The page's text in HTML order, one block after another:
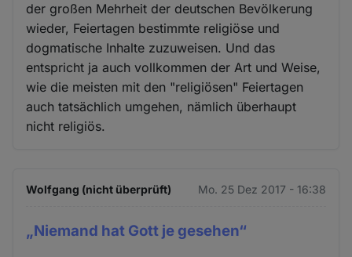
der großen Mehrheit der deutschen Bevölkerung
wieder, Feiertagen bestimmte religiöse und
dogmatische Inhalte zuzuweisen. Und das
entspricht ja auch vollkommen der Art und Weise,
wie die meisten mit den "religiösen" Feiertagen
auch tatsächlich umgehen, nämlich überhaupt
nicht religiös.
Wolfgang (nicht überprüft) Mo. 25 Dez 2017 - 16:38
„Niemand hat Gott je gesehen“